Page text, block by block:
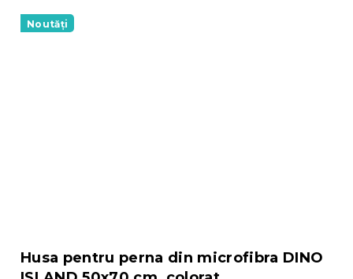
Noutăți
Husa pentru perna din microfibra DINO